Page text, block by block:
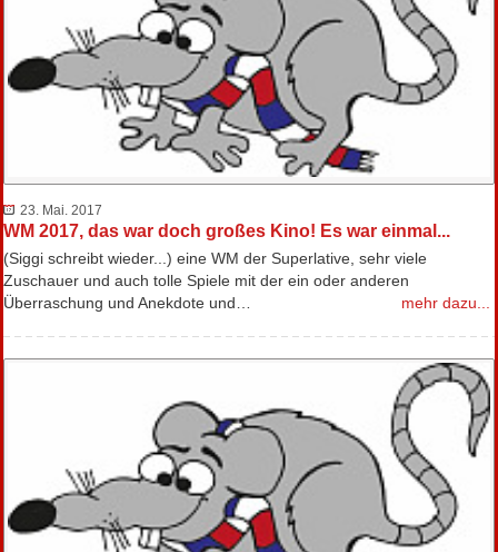
23. Mai. 2017
WM 2017, das war doch großes Kino! Es war einmal...
(Siggi schreibt wieder...) eine WM der Superlative, sehr viele
Zuschauer und auch tolle Spiele mit der ein oder anderen
Überraschung und Anekdote und…
mehr dazu...